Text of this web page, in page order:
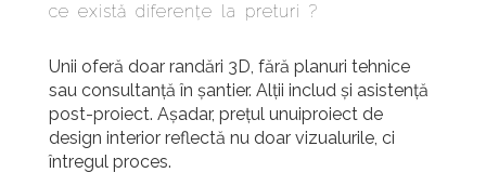
ce există diferențe la preturi ?
Unii oferă doar randări 3D, fără planuri tehnice
sau consultanță în șantier. Alții includ și asistență
post-proiect. Așadar, prețul unuiproiect de
design interior reflectă nu doar vizualurile, ci
întregul proces.